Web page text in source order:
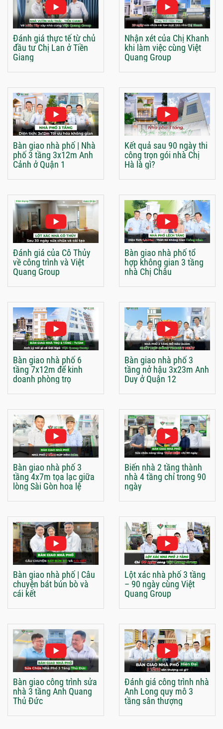
Đánh giá thực tế từ chủ
đầu tư Chị Lan ở Tiền
Giang
Nhận xét của Chị Khanh
khi làm việc cùng Việt
Quang Group
Bàn giao nhà phố | Nhà
phố 3 tầng 3x12m Anh
Cảnh ở Quận 1
Kết quả sau 90 ngày thi
công trọn gói nhà Chị
Hà là gì?
Đánh giá của Cô Thủy
về công trình và Việt
Quang Group
Bàn giao nhà phố tổ
hợp không gian 3 tầng
nhà Chị Châu
Bàn giao nhà phố 6
tầng 7x12m để kinh
doanh phòng trọ
Bàn giao nhà phố 3
tầng nở hậu 3x23m Anh
Duy ở Quận 12
Bàn giao nhà phố 3
tầng 4x7m tọa lạc giữa
lòng Sài Gòn hoa lệ
Biến nhà 2 tầng thành
nhà 4 tầng chỉ trong 90
ngày
Bàn giao nhà phố | Câu
chuyện bát bún bò và
cái kết
Lột xác nhà phố 3 tầng
– 90 ngày cùng Việt
Quang Group
Bàn giao công trình sửa
nhà 3 tầng Anh Quang
Thủ Đức
Đánh giá công trình nhà
Anh Long quy mô 3
tầng sân thượng